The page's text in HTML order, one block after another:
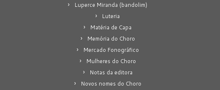
Luperce Miranda (bandolim)
Luteria
Matéria de Capa
Memória do Choro
Mercado Fonográfico
Mulheres do Choro
Notas da editora
Novos nomes do Choro